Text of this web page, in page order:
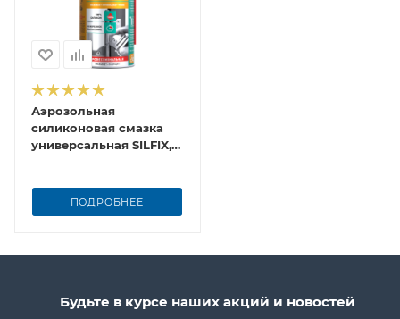
Аэрозольная
силиконовая смазка
универсальная SILFIX,
ПОДРОБНЕЕ
Будьте в курсе наших акций и новостей